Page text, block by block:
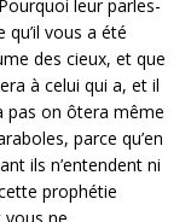
leur parles-
qu’il vous a été
des cieux, et que
à celui qui a, et il
pas on ôtera même
parce qu’en
ils n’entendent ni
prophétie